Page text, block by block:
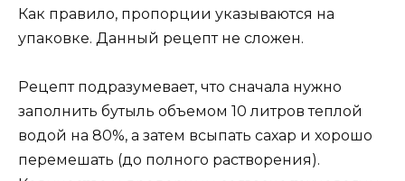
Как правило, пропорции указываются на
упаковке. Данный рецепт не сложен.
Рецепт подразумевает, что сначала нужно
заполнить бутыль объемом 10 литров теплой
водой на 80%, а затем всыпать сахар и хорошо
перемешать (до полного растворения).